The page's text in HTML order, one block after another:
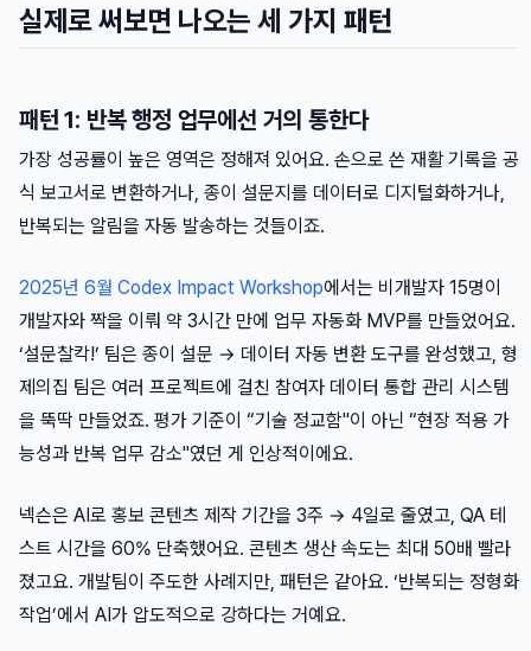
실제로 써보면 나오는 세 가지 패턴
패턴 1: 반복 행정 업무에선 거의 통한다
가장 성공률이 높은 영역은 정해져 있어요. 손으로 쓴 재활 기록을 공
식 보고서로 변환하거나, 종이 설문지를 데이터로 디지털화하거나,
반복되는 알림을 자동 발송하는 것들이죠.
2025년 6월 Codex Impact Workshop에서는 비개발자 15명이
개발자와 짝을 이뤄 약 3시간 만에 업무 자동화 MVP를 만들었어요.
‘설문찰칵!’ 팀은 종이 설문 → 데이터 자동 변환 도구를 완성했고, 형
제의집 팀은 여러 프로젝트에 걸친 참여자 데이터 통합 관리 시스템
을 뚝딱 만들었죠. 평가 기준이 “기술 정교함"이 아닌 “현장 적용 가
능성과 반복 업무 감소"였던 게 인상적이에요.
넥슨은 AI로 홍보 콘텐츠 제작 기간을 3주 → 4일로 줄였고, QA 테
스트 시간을 60% 단축했어요. 콘텐츠 생산 속도는 최대 50배 빨라
졌고요. 개발팀이 주도한 사례지만, 패턴은 같아요. ‘반복되는 정형화
작업’에서 AI가 압도적으로 강하다는 거예요.